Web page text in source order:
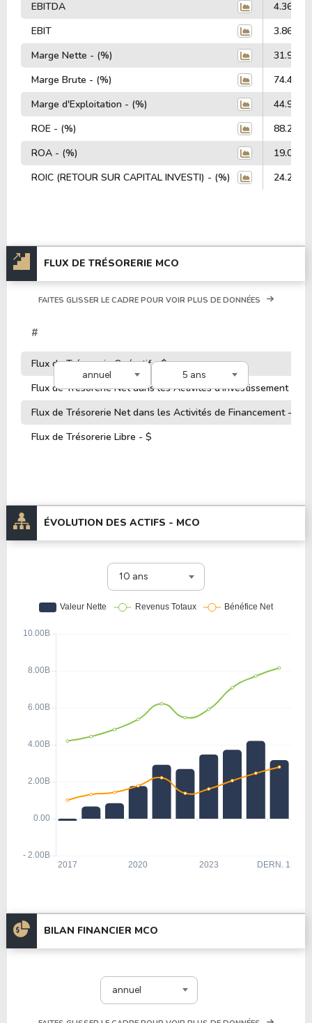
EBITDA
4.36
EBIT
3.86
Marge Nette - (%)
31.93%
Marge Brute - (%)
74.40%
Marge d'Exploitation - (%)
44.90%
ROE - (%)
88.28%
ROA - (%)
19.05%
ROIC (RETOUR SUR CAPITAL INVESTI) - (%)
24.20%
FLUX DE TRÉSORERIE MCO
annuel 5 ans
FAITES GLISSER LE CADRE POUR VOIR PLUS DE DONNÉES
#
Flux de Trésorerie Opératif - $
Flux de Trésorerie Net dans les Activités d'Investissement - $
Flux de Trésorerie Net dans les Activités de Financement - $
Flux de Trésorerie Libre - $
ÉVOLUTION DES ACTIFS - MCO
10 ans
BILAN FINANCIER MCO
annuel